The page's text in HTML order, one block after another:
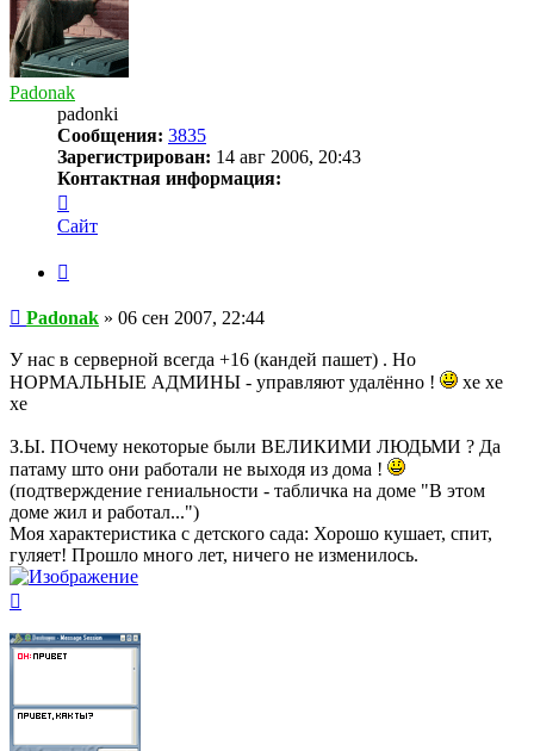
Padonak
padonki
Сообщения: 3835
Зарегистрирован: 14 авг 2006, 20:43
Контактная информация:
информация
пользователя
Сайт
Сообщение
Padonak » 06 сен 2007, 22:44
У нас в серверной всегда +16 (кандей пашет) . Но
НОРМАЛЬНЫЕ АДМИНЫ - управляют удалённо !
хе хе
хе
З.Ы. ПОчему некоторые были ВЕЛИКИМИ ЛЮДЬМИ ? Да
патаму што они работали не выходя из дома !
(подтверждение гениальности - табличка на доме "В этом
доме жил и работал...")
Моя характеристика с детского сада: Хорошо кушает, спит,
гуляет! Прошло много лет, ничего не изменилось.
началу